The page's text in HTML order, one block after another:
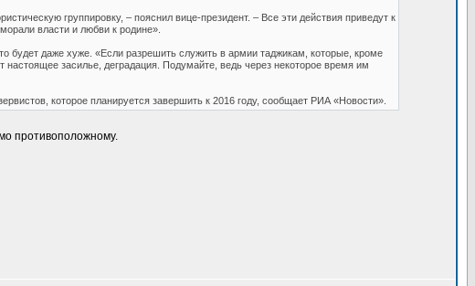
группировку, – пояснил вице-президент. – Все эти действия приведут к
власти и любви к родине».
будет даже хуже. «Если разрешить служить в армии таджикам, которые, кроме
засилье, деградация. Подумайте, ведь через некоторое время им
которое планируется завершить к 2016 году, сообщает РИА «Новости».
противоположному.